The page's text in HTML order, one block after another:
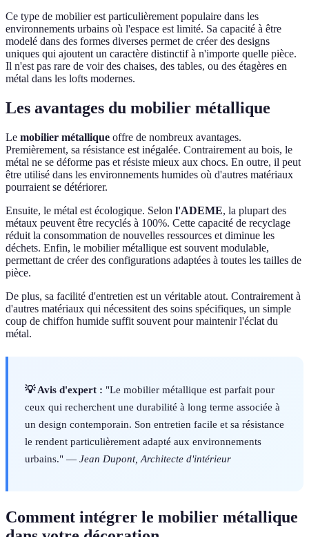
Ce type de mobilier est particulièrement populaire dans les
environnements urbains où l'espace est limité. Sa capacité à être
modelé dans des formes diverses permet de créer des designs
uniques qui ajoutent un caractère distinctif à n'importe quelle pièce.
Il n'est pas rare de voir des chaises, des tables, ou des étagères en
métal dans les lofts modernes.
Les avantages du mobilier métallique
Le mobilier métallique offre de nombreux avantages.
Premièrement, sa résistance est inégalée. Contrairement au bois, le
métal ne se déforme pas et résiste mieux aux chocs. En outre, il peut
être utilisé dans les environnements humides où d'autres matériaux
pourraient se détériorer.
Ensuite, le métal est écologique. Selon l'ADEME, la plupart des
métaux peuvent être recyclés à 100%. Cette capacité de recyclage
réduit la consommation de nouvelles ressources et diminue les
déchets. Enfin, le mobilier métallique est souvent modulable,
permettant de créer des configurations adaptées à toutes les tailles de
pièce.
De plus, sa facilité d'entretien est un véritable atout. Contrairement à
d'autres matériaux qui nécessitent des soins spécifiques, un simple
coup de chiffon humide suffit souvent pour maintenir l'éclat du
métal.
💡 Avis d'expert : "Le mobilier métallique est parfait pour
ceux qui recherchent une durabilité à long terme associée à
un design contemporain. Son entretien facile et sa résistance
le rendent particulièrement adapté aux environnements
urbains." — Jean Dupont, Architecte d'intérieur
Comment intégrer le mobilier métallique